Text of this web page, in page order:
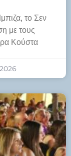
το Σεν
με τους
Κούστα